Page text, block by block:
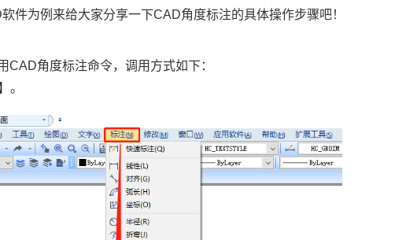
软件为例来给大家分享一下CAD角度标注的具体操作步骤吧！
角度标注命令，调用方式如下：
。